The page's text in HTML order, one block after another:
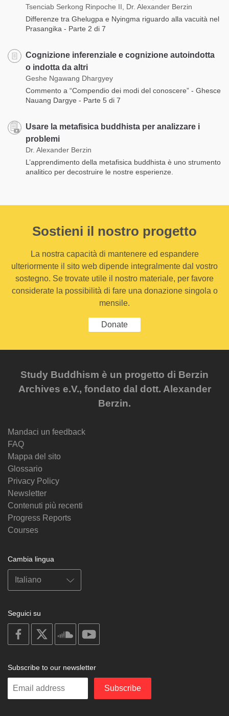
Tsenciab Serkong Rinpoche II, Dr. Alexander Berzin
Differenze tra Ghelugpa e Nyingma riguardo alla vacuità nel
Prasangika - Parte 2 di 7
Cognizione inferenziale e cognizione autoindotta
o indotta da altri
Geshe Ngawang Dhargyey
Commento a “Compendio dei modi del conoscere” - Ghesce
Nauang Dargye - Parte 5 di 7
Usare la metafisica buddhista per analizzare i
problemi
Dr. Alexander Berzin
L’apprendimento della metafisica buddhista è uno strumento
analitico per decostruire le nostre esperienze.
Sostieni il nostro progetto
La nostra capacità di mantenere ed espandere
ulteriormente il sito web dipende integralmente dal vostro
sostegno. Se trovate utile il nostro materiale, per favore
considerate la possibilità di fare una donazione singola o
mensile.
Donate
Study Buddhism è un progetto di Berzin
Archives e.V., fondato dal dott. Alexander
Berzin.
Mandaci un feedback
FAQ
Mappa del sito
Glossario
Privacy Policy
Newsletter
Contenuti più recenti
Progress Reports
Courses
Cambia lingua
Seguici su
on
facebook
soundcloud
Subscribe to our newsletter
Enter
Subscribe